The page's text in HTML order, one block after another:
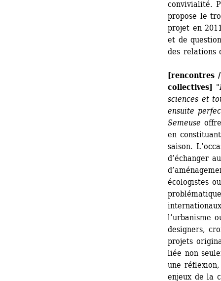
convivialité.
propose le
projet en
et de
des relations
[rencontres
collectives] "
sciences et
ensuite
Semeuse
en
saison.
d’échanger
écologistes
l’urbanisme
designers,
projets
liée non
une
enjeux de la